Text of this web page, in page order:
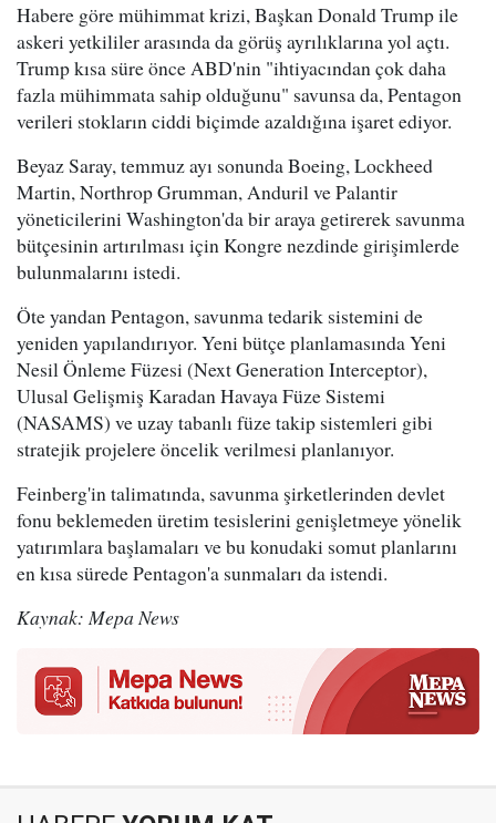
Habere göre mühimmat krizi, Başkan Donald Trump ile
askeri yetkililer arasında da görüş ayrılıklarına yol açtı.
Trump kısa süre önce ABD'nin "ihtiyacından çok daha
fazla mühimmata sahip olduğunu" savunsa da, Pentagon
verileri stokların ciddi biçimde azaldığına işaret ediyor.
Beyaz Saray, temmuz ayı sonunda Boeing, Lockheed
Martin, Northrop Grumman, Anduril ve Palantir
yöneticilerini Washington'da bir araya getirerek savunma
bütçesinin artırılması için Kongre nezdinde girişimlerde
bulunmalarını istedi.
Öte yandan Pentagon, savunma tedarik sistemini de
yeniden yapılandırıyor. Yeni bütçe planlamasında Yeni
Nesil Önleme Füzesi (Next Generation Interceptor),
Ulusal Gelişmiş Karadan Havaya Füze Sistemi
(NASAMS) ve uzay tabanlı füze takip sistemleri gibi
stratejik projelere öncelik verilmesi planlanıyor.
Feinberg'in talimatında, savunma şirketlerinden devlet
fonu beklemeden üretim tesislerini genişletmeye yönelik
yatırımlara başlamaları ve bu konudaki somut planlarını
en kısa sürede Pentagon'a sunmaları da istendi.
Kaynak: Mepa News